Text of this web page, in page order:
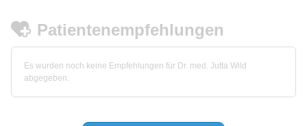
Patientenempfehlungen
Es wurden noch keine Empfehlungen für Dr. med. Jutta Wild
abgegeben.